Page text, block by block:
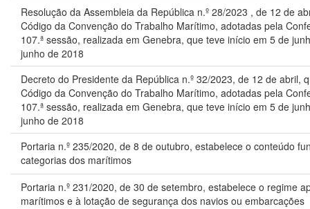
Resolução da Assembleia da República n.º 28/2023 , de 12 de
Código da Convenção do Trabalho Marítimo, adotadas pela
107.ª sessão, realizada em Genebra, que teve início em 5 de
junho de 2018
Decreto do Presidente da República n.º 32/2023, de 12 de abril,
Código da Convenção do Trabalho Marítimo, adotadas pela
107.ª sessão, realizada em Genebra, que teve início em 5 de
junho de 2018
Portaria n.º 235/2020, de 8 de outubro, estabelece o conteúdo
categorias dos marítimos
Portaria n.º 231/2020, de 30 de setembro, estabelece o regime
marítimos e à lotação de segurança dos navios ou embarcações